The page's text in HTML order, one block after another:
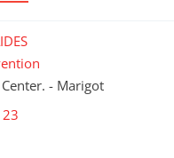
- Marigot